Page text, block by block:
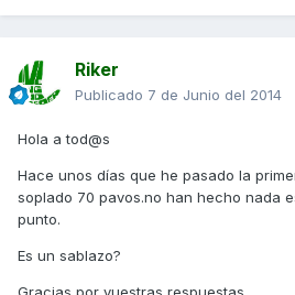
Riker
Publicado 7 de Junio del 2014
Hola a tod@s
Hace unos días que he pasado la
soplado 70 pavos.no han hecho nada
punto.
Es un sablazo?